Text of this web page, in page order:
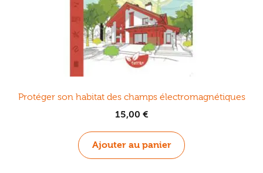
Protéger son habitat des champs électromagnétiques
15,00 €
Ajouter au panier